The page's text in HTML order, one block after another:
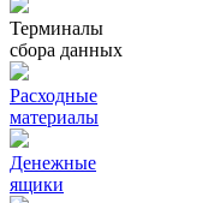
Терминалы
сбора данных
Расходные
материалы
Денежные
ящики